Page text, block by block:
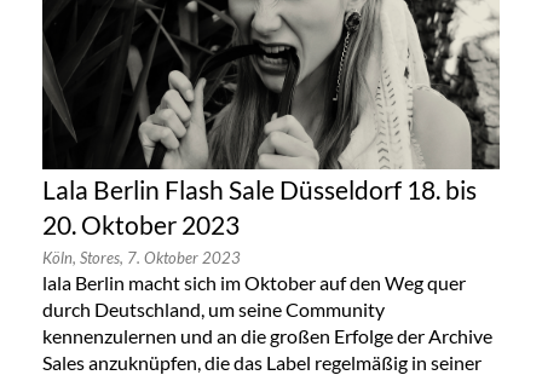
Lala Berlin Flash Sale Düsseldorf 18. bis
20. Oktober 2023
Köln, Stores, 7. Oktober 2023
lala Berlin macht sich im Oktober auf den Weg quer
durch Deutschland, um seine Community
kennenzulernen und an die großen Erfolge der Archive
Sales anzuknüpfen, die das Label regelmäßig in seiner